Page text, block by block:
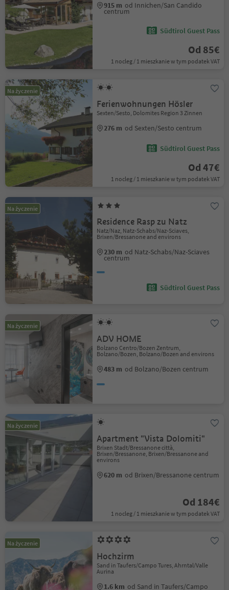
915 m od Innichen/San Candido
centrum
Südtirol Guest Pass
Od 85€
1 nocleg / 1 mieszkanie w tym podatek VAT
Na życzenie
Ferienwohnungen Hösler
Sexten/Sesto, Dolomites Region 3 Zinnen
276 m od Sexten/Sesto centrum
Südtirol Guest Pass
Od 47€
1 nocleg / 1 mieszkanie w tym podatek VAT
Na życzenie
Residence Rasp zu Natz
Natz/Naz, Natz-Schabs/Naz-Sciaves,
Brixen/Bressanone and environs
230 m od Natz-Schabs/Naz-Sciaves
centrum
Südtirol Guest Pass
Na życzenie
ADV HOME
Bolzano Centro/Bozen Zentrum,
Bolzano/Bozen, Bolzano/Bozen and environs
483 m od Bolzano/Bozen centrum
Na życzenie
Apartment "Vista Dolomiti"
Brixen Stadt/Bressanone città,
Brixen/Bressanone, Brixen/Bressanone and
environs
620 m od Brixen/Bressanone centrum
Od 184€
1 nocleg / 1 mieszkanie w tym podatek VAT
Na życzenie
Hochzirm
Sand in Taufers/Campo Tures, Ahrntal/Valle
Aurina
1.6 km od Sand in Taufers/Campo